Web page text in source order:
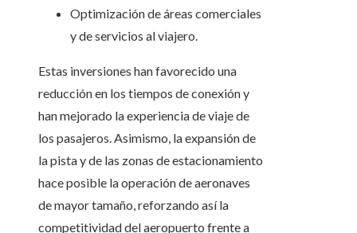
Optimización de áreas comerciales
y de servicios al viajero.
Estas inversiones han favorecido una
reducción en los tiempos de conexión y
han mejorado la experiencia de viaje de
los pasajeros. Asimismo, la expansión de
la pista y de las zonas de estacionamiento
hace posible la operación de aeronaves
de mayor tamaño, reforzando así la
competitividad del aeropuerto frente a